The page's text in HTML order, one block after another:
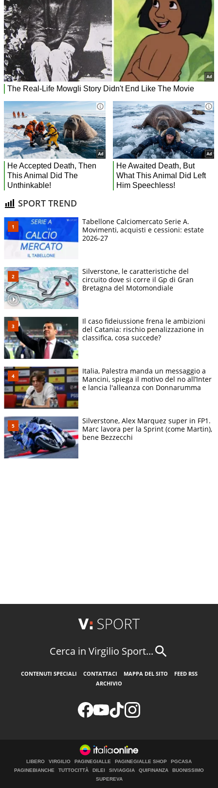
SPORT TREND
Tabellone Calciomercato Serie A.
Movimenti, acquisti e cessioni: estate
2026-27
Silverstone, le caratteristiche del
circuito dove si corre il Gp di Gran
Bretagna del Motomondiale
Il caso fideiussione frena le ambizioni
del Catania: rischio penalizzazione in
classifica, cosa succede?
Italia, Palestra manda un messaggio a
Mancini, spiega il motivo del no all’Inter
e lancia l'alleanza con Donnarumma
Silverstone, Alex Marquez super in FP1.
Marc lavora per la Sprint (come Martin),
bene Bezzecchi
Cerca in Virgilio Sport...
CONTENUTI SPECIALI CONTATTACI MAPPA DEL SITO
FEED RSS
ARCHIVIO
LIBERO VIRGILIO PAGINEGIALLE PAGINEGIALLE SHOP
PGCASA
PAGINEBIANCHE
TUTTOCITTÀ DILEI SIVIAGGIA QUIFINANZA
BUONISSIMO
SUPEREVA